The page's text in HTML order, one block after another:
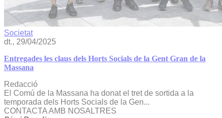
Societat
dt., 29/04/2025
Entregades les claus dels Horts Socials de la Gent Gran de la
Massana
Redacció
El Comú de la Massana ha donat el tret de sortida a la
temporada dels Horts Socials de la Gen...
CONTACTA AMB NOSALTRES